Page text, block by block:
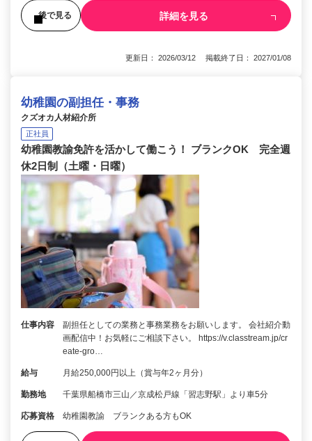
後で見る 詳細を見る
更新日： 2026/03/12 掲載終了日： 2027/01/08
幼稚園の副担任・事務
クズオカ人材紹介所
正社員
幼稚園教諭免許を活かして働こう！ ブランクOK 完全週
休2日制（土曜・日曜）
仕事内容
副担任としての業務と事務業務をお願いします。 会社紹介動
画配信中！お気軽にご相談下さい。 https://v.classtream.jp/cr
eate-gro…
給与 月給250,000円以上（賞与年2ヶ月分）
勤務地 千葉県船橋市三山／京成松戸線「習志野駅」より車5分
応募資格 幼稚園教諭 ブランクある方もOK